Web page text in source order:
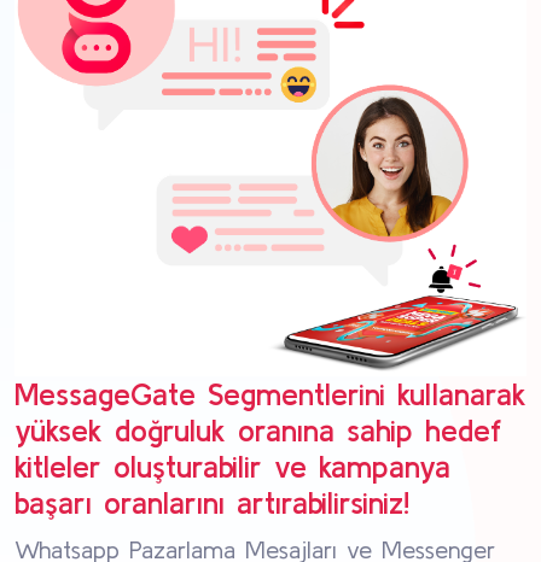
MessageGate Segmentlerini kullanarak
yüksek doğruluk oranına sahip hedef
kitleler oluşturabilir ve kampanya
başarı oranlarını artırabilirsiniz!
Whatsapp Pazarlama Mesajları ve Messenger